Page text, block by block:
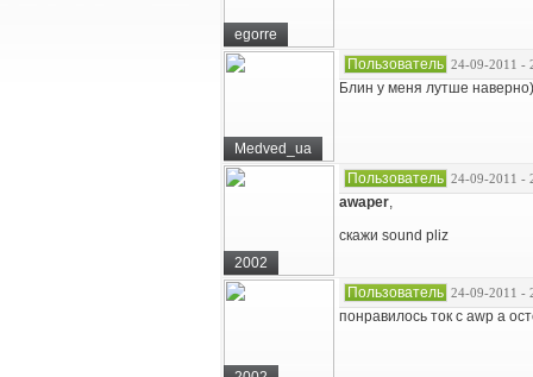
egorre
Medved_ua
Пользователь 24-09-2011 -
Блин у меня лутше наверно)
2002
Пользователь 24-09-2011 -
awaper,
скажи sound pliz
Пользователь 24-09-2011 -
понравилось ток с awp а